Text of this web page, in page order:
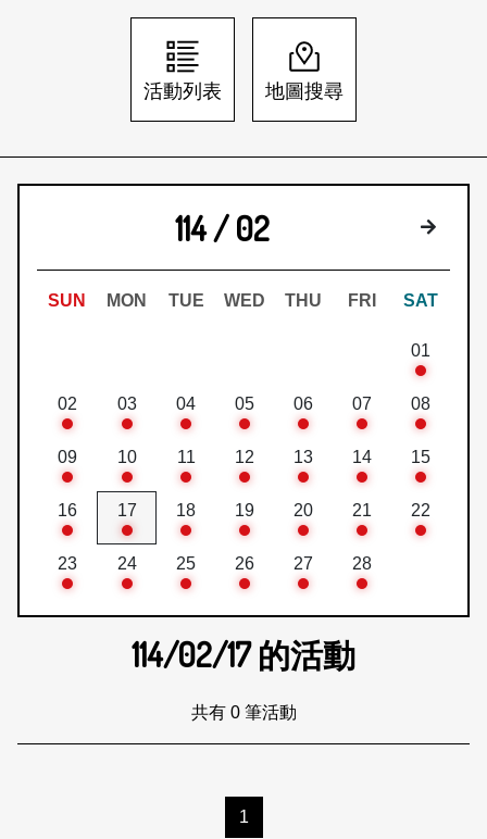
日本語 登入/註冊
活動列表 地圖搜尋
114 / 02 下個月
SUN MON TUE WED THU FRI SAT
01
02 03 04 05 06 07 08
09 10 11 12 13 14 15
16 17 18 19 20 21 22
23 24 25 26 27 28
114/02/17的活動
共有 0 筆活動
1